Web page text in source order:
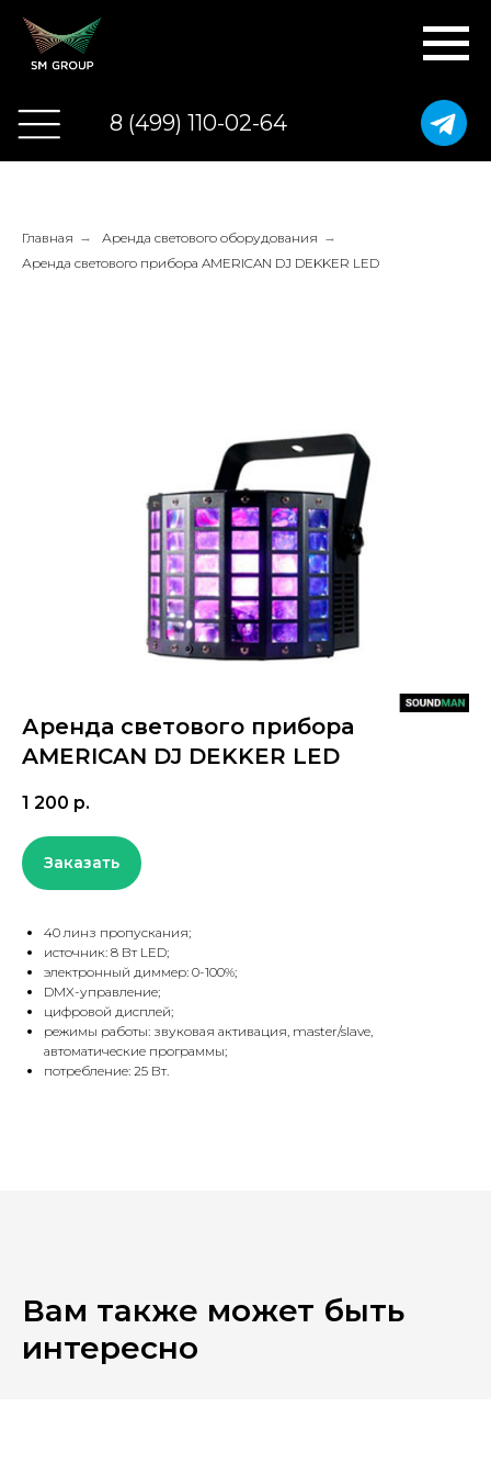
Главная → Аренда светового оборудования →
Аренда светового прибора AMERICAN DJ DEKKER LED
Аренда светового прибора
AMERICAN DJ DEKKER LED
1 200 р.
Заказать
40 линз пропускания;
источник: 8 Вт LED;
электронный диммер: 0-100%;
DMX-управление;
цифровой дисплей;
режимы работы: звуковая активация, master/slave,
автоматические программы;
потребление: 25 Вт.
Вам также может быть
интересно